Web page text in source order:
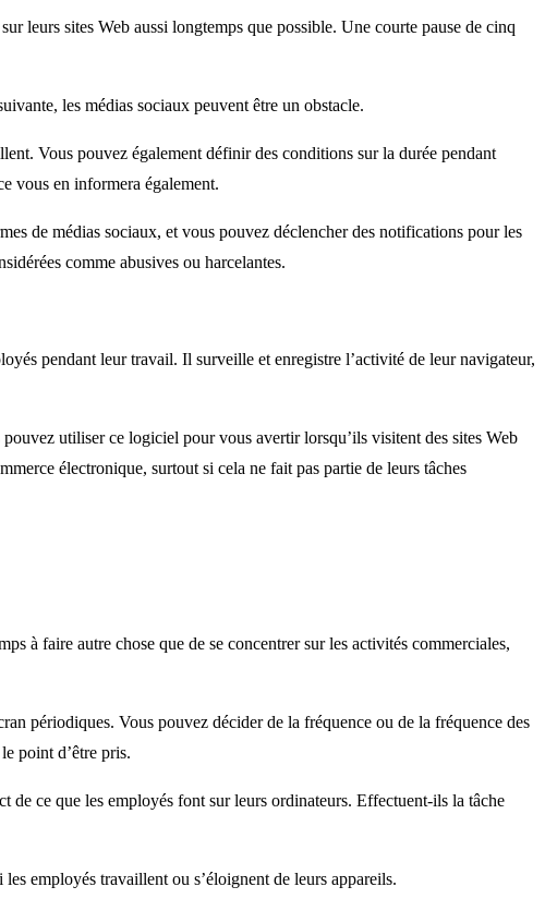
leurs sites Web aussi longtemps que possible. Une courte pause de cinq
les médias sociaux peuvent être un obstacle.
Vous pouvez également définir des conditions sur la durée pendant
vous en informera également.
de médias sociaux, et vous pouvez déclencher des notifications pour les
comme abusives ou harcelantes.
pendant leur travail. Il surveille et enregistre l’activité de leur navigateur,
utiliser ce logiciel pour vous avertir lorsqu’ils visitent des sites Web
électronique, surtout si cela ne fait pas partie de leurs tâches
à faire autre chose que de se concentrer sur les activités commerciales,
périodiques. Vous pouvez décider de la fréquence ou de la fréquence des
point d’être pris.
de ce que les employés font sur leurs ordinateurs. Effectuent-ils la tâche
employés travaillent ou s’éloignent de leurs appareils.